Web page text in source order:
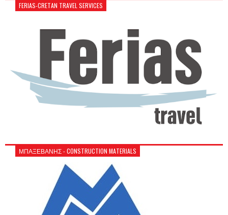
FERIAS-CRETAN TRAVEL SERVICES
ΜΠΑΞΕΒΑΝΗΣ - CONSTRUCTION MATERIALS